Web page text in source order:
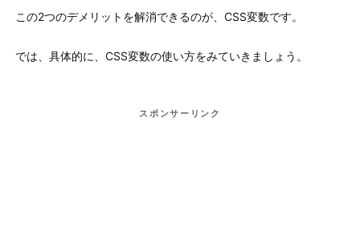
この2つのデメリットを解消できるのが、CSS変数です。
では、具体的に、CSS変数の使い方をみていきましょう。
スポンサーリンク